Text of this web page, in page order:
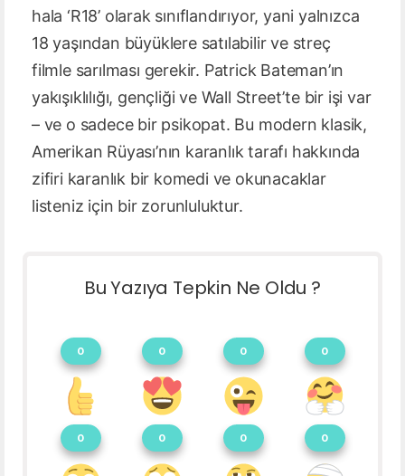
hala ‘R18’ olarak sınıflandırıyor, yani yalnızca
18 yaşından büyüklere satılabilir ve streç
filmle sarılması gerekir. Patrick Bateman’ın
yakışıklılığı, gençliği ve Wall Street’te bir işi var
– ve o sadece bir psikopat. Bu modern klasik,
Amerikan Rüyası’nın karanlık tarafı hakkında
zifiri karanlık bir komedi ve okunacaklar
listeniz için bir zorunluluktur.
Bu Yazıya Tepkin Ne Oldu ?
0 0 0 0
0 0 0 0